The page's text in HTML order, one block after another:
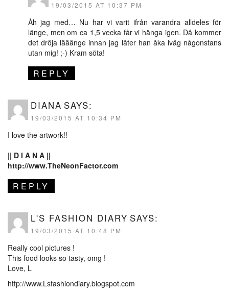
19/03/2015 AT 10:37 PM
Åh jag med… Nu har vi varit ifrån varandra alldeles för
länge, men om ca 1,5 vecka får vi hänga igen. Då kommer
det dröja lääänge innan jag låter han åka iväg någonstans
utan mig! ;-) Kram söta!
REPLY
DIANA SAYS:
19/03/2015 AT 10:34 PM
I love the artwork!!
|| D I A N A ||
http://www.TheNeonFactor.com
REPLY
L'S FASHION DIARY SAYS:
19/03/2015 AT 10:48 PM
Really cool pictures !
This food looks so tasty, omg !
Love, L
http://www.Lsfashiondiary.blogspot.com